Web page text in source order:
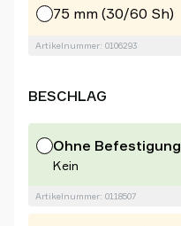
75 mm (30/60 Sh)
Artikelnummer: 0106293
BESCHLAG
Ohne Befestigung
Kein
Artikelnummer: 0118507